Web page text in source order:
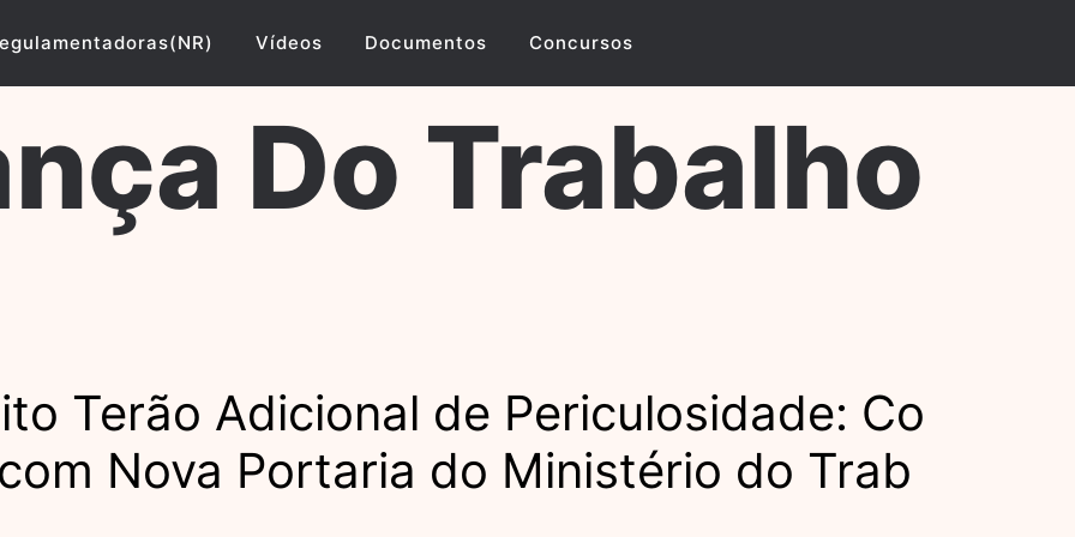
Vídeos Documentos Concursos
Do Trabalho
Terão Adicional de Periculosidade: Co
Nova Portaria do Ministério do Trab